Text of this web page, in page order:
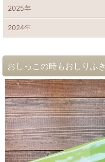
おしっこの時もおしりふ
2025年
2024年